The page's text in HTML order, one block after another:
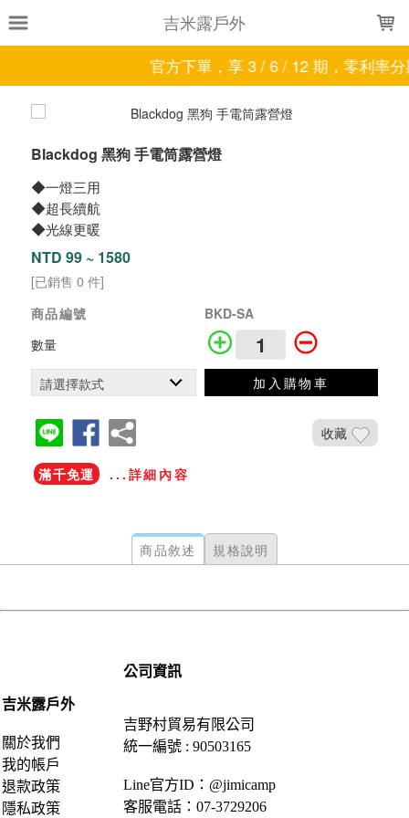
吉米露戶外
官方下單，享 3 / 6 / 12 期，零利率
Blackdog 黑狗 手電筒露營燈
◆一燈三用
◆超長續航
◆光線更暖
NTD 99 ~ 1580
[已銷售 0 件]
商品編號
BKD-SA
數量
加入購物車
收藏
滿千免運 ...詳細內容
商品敘述 規格說明